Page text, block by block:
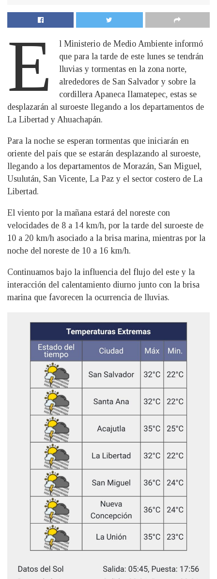
E
l Ministerio de Medio Ambiente informó
que para la tarde de este lunes se tendrán
lluvias y tormentas en la zona norte,
alrededores de San Salvador y sobre la
cordillera Apaneca Ilamatepec, estas se
desplazarán al suroeste llegando a los departamentos de
La Libertad y Ahuachapán.
Para la noche se esperan tormentas que iniciarán en
oriente del país que se estarán desplazando al suroeste,
llegando a los departamentos de Morazán, San Miguel,
Usulután, San Vicente, La Paz y el sector costero de La
Libertad.
El viento por la mañana estará del noreste con
velocidades de 8 a 14 km/h, por la tarde del suroeste de
10 a 20 km/h asociado a la brisa marina, mientras por la
noche del noreste de 10 a 16 km/h.
Continuamos bajo la influencia del flujo del este y la
interacción del calentamiento diurno junto con la brisa
marina que favorecen la ocurrencia de lluvias.